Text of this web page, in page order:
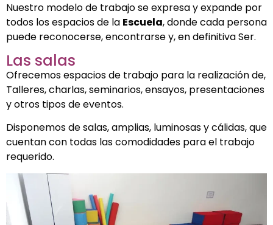
Nuestro modelo de trabajo se expresa y expande por
todos los espacios de la Escuela, donde cada persona
puede reconocerse, encontrarse y, en definitiva Ser.
Las salas
Ofrecemos espacios de trabajo para la realización de,
Talleres, charlas, seminarios, ensayos, presentaciones
y otros tipos de eventos.
Disponemos de salas, amplias, luminosas y cálidas, que
cuentan con todas las comodidades para el trabajo
requerido.